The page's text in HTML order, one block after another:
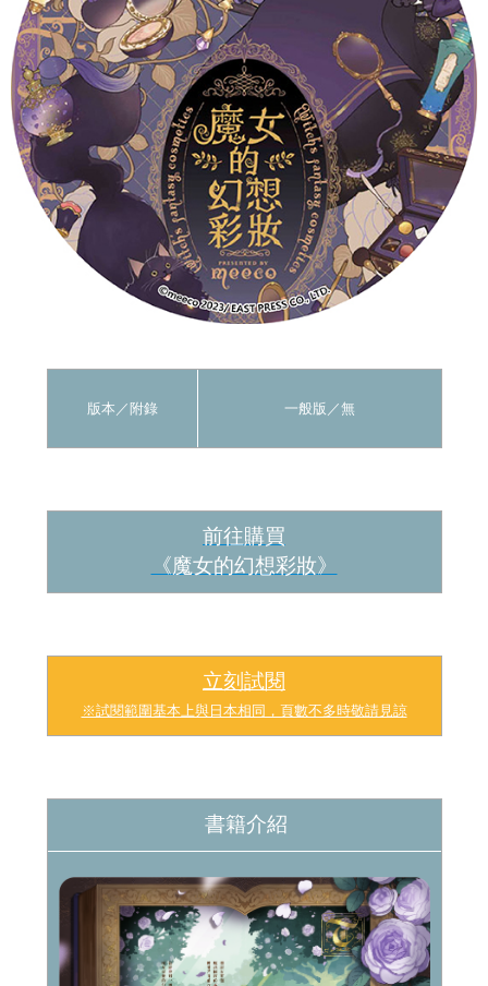
版本／ 附錄 一般版 ／無
前往購買
《魔女的幻想彩妝》
立刻試閱
※試閱範圍基本上與日本相同，頁數不多時敬請見諒
書籍介紹